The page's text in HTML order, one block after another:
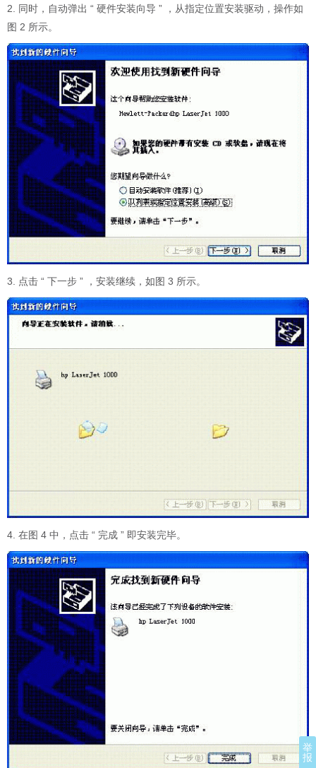
2. 同时，自动弹出 “ 硬件安装向导 ” ，从指定位置安装驱动，操作如
图 2 所示。
3. 点击 “ 下一步 ” ，安装继续，如图 3 所示。
4. 在图 4 中，点击 “ 完成 ” 即安装完毕。
举
报